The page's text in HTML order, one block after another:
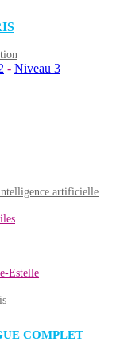
- Niveau 3
artificielle
Estelle
COMPLET